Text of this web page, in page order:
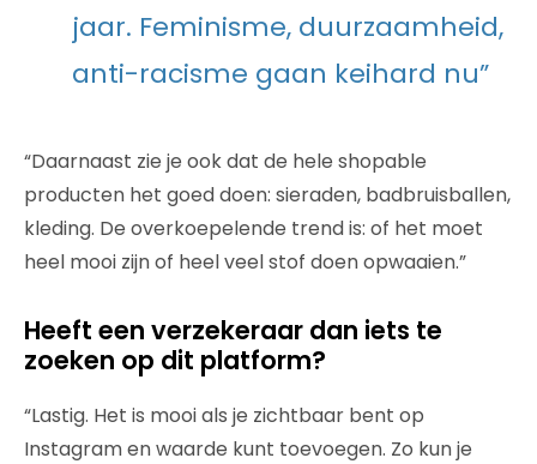
jaar. Feminisme, duurzaamheid,
anti-racisme gaan keihard nu”
“Daarnaast zie je ook dat de hele shopable
producten het goed doen: sieraden, badbruisballen,
kleding. De overkoepelende trend is: of het moet
heel mooi zijn of heel veel stof doen opwaaien.”
Heeft een verzekeraar dan iets te
zoeken op dit platform?
“Lastig. Het is mooi als je zichtbaar bent op
Instagram en waarde kunt toevoegen. Zo kun je